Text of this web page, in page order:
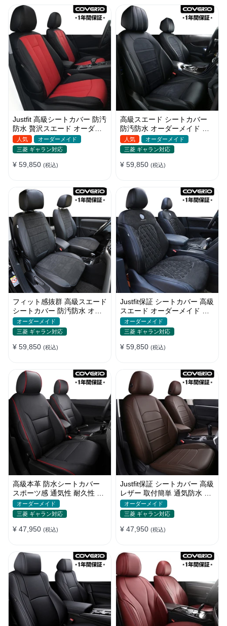
Justfit 高級シートカバー 防汚
防水 贅沢スエード オーダー
メイド オシャレ 全席セット
人気
オーダーメイド
三菱 ギャラン対応
¥ 59,850 (税込)
高級スエード シートカバー
防汚防水 オーダーメイド 優
れた耐久性 オシャレ 全席セ
ット
人気
オーダーメイド
三菱 ギャラン対応
¥ 59,850 (税込)
フィット感抜群 高級スエード
シートカバー 防汚防水 オー
ダーメイド 耐久性 全席セッ
ト
オーダーメイド
三菱 ギャラン対応
¥ 59,850 (税込)
Justfit保証 シートカバー 高級
スエード オーダーメイド ロ
ゴ入り 防汚防水 全席セット
オーダーメイド
三菱 ギャラン対応
¥ 59,850 (税込)
高級本革 防水シートカバー
スポーツ感 通気性 耐久性 オ
ーダーメイド 4色 全席セット
オーダーメイド
三菱 ギャラン対応
¥ 47,950 (税込)
Justfit保証 シートカバー 高級
レザー 取付簡単 通気防水 お
しゃれ オーダーメイド 全席
セット
オーダーメイド
三菱 ギャラン対応
¥ 47,950 (税込)